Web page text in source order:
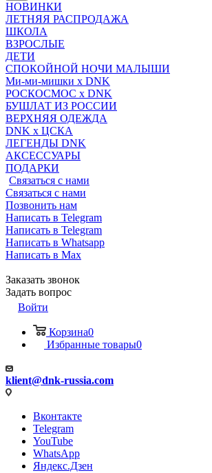
НОВИНКИ
ЛЕТНЯЯ РАСПРОДАЖА
ШКОЛА
ВЗРОСЛЫЕ
ДЕТИ
СПОКОЙНОЙ НОЧИ МАЛЫШИ
Ми-ми-мишки x DNK
РОСКОСМОС x DNK
БУШЛАТ ИЗ РОССИИ
ВЕРХНЯЯ ОДЕЖДА
DNK x ЦСКА
ЛЕГЕНДЫ DNK
АКСЕССУАРЫ
ПОДАРКИ
Связаться с нами
Связаться с нами
Позвонить нам
Написать в Telegram
Написать в Telegram
Написать в Whatsapp
Написать в Max
Заказать звонок
Задать вопрос
Войти
Корзина0
Избранные товары0
klient@dnk-russia.com
Вконтакте
Telegram
YouTube
WhatsApp
Яндекс.Дзен